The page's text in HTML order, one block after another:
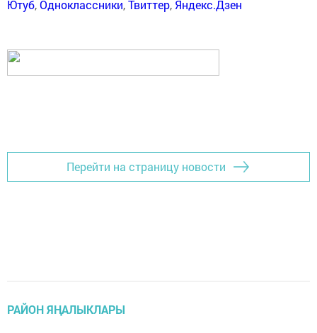
Ютуб,Одноклассники,Твиттер, Яндекс.Дзен
Перейти на страницу новости
РАЙОН ЯҢАЛЫКЛАРЫ